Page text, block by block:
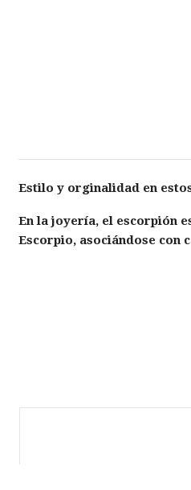
Estilo y orginalidad en
En la joyería, el escorpión
Escorpio, asociándose con